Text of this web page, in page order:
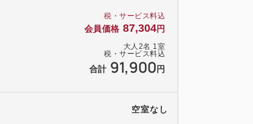
税・サービス料込
会員価格 87,304円
大人 2名 1室
税・サービス料込
合計 91,900 円
空室なし